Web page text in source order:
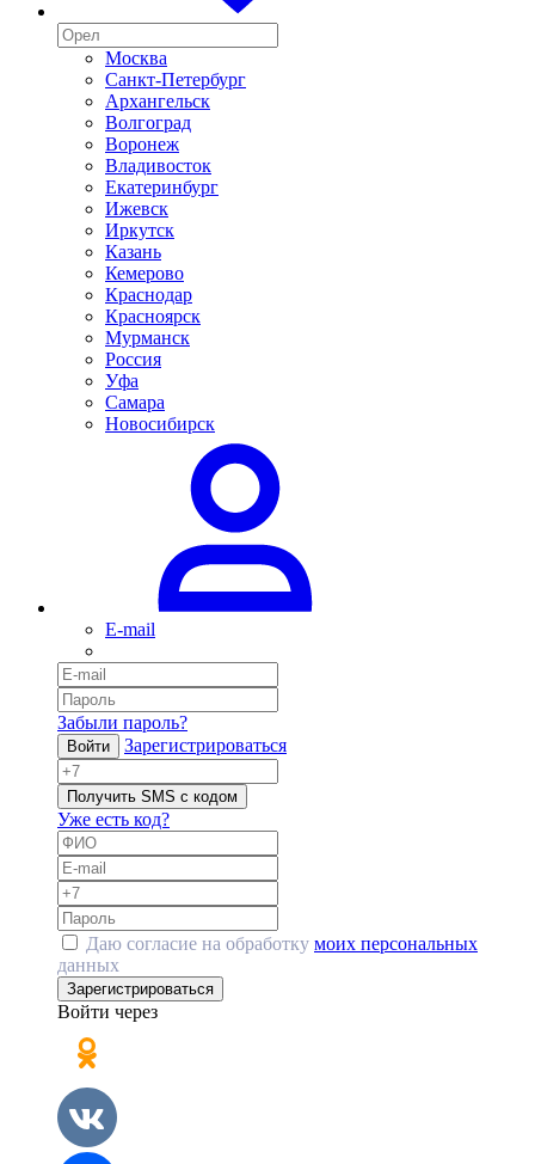
Москва
Санкт-Петербург
Архангельск
Волгоград
Воронеж
Владивосток
Екатеринбург
Ижевск
Иркутск
Казань
Кемерово
Краснодар
Красноярск
Мурманск
Россия
Уфа
Самара
Новосибирск
E-mail
Забыли пароль?
Войти Зарегистрироваться
Получить SMS с кодом
Уже есть код?
Даю согласие на обработку моих персональных
данных
Зарегистрироваться
Войти через